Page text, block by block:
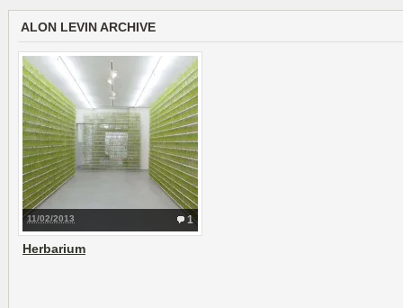
ALON LEVIN ARCHIVE
1
11/02/2013
Herbarium